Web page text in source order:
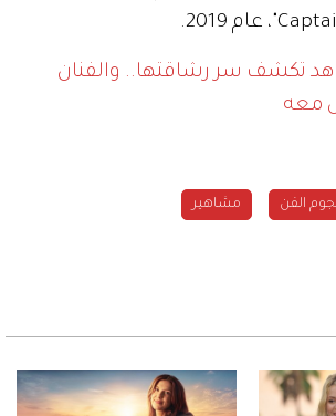
تكشف سر رشاقتها.. والفنان
معه
الفن مشاهير